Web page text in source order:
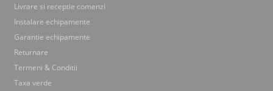
Livrare si receptie comenzi
Instalare echipamente
Garantie echipamente
Returnare
Termeni & Conditii
Taxa verde